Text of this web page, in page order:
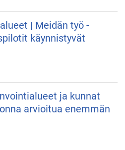
| Meidän työ -
käynnistyvät
ja kunnat
arvioitua enemmän